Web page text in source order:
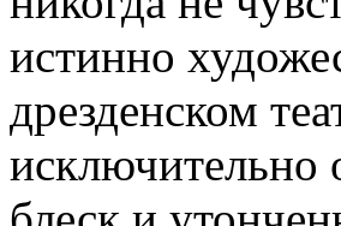
истинно
дрезденском
исключительно